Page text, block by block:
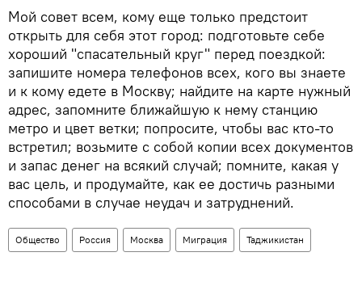
Мой совет всем, кому еще только предстоит
открыть для себя этот город: подготовьте себе
хороший "спасательный круг" перед поездкой:
запишите номера телефонов всех, кого вы знаете
и к кому едете в Москву; найдите на карте нужный
адрес, запомните ближайшую к нему станцию
метро и цвет ветки; попросите, чтобы вас кто-то
встретил; возьмите с собой копии всех документов
и запас денег на всякий случай; помните, какая у
вас цель, и продумайте, как ее достичь разными
способами в случае неудач и затруднений.
Общество Россия Москва Миграция Таджикистан